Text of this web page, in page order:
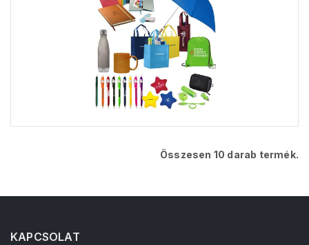
Összesen 10 darab termék.
KAPCSOLAT